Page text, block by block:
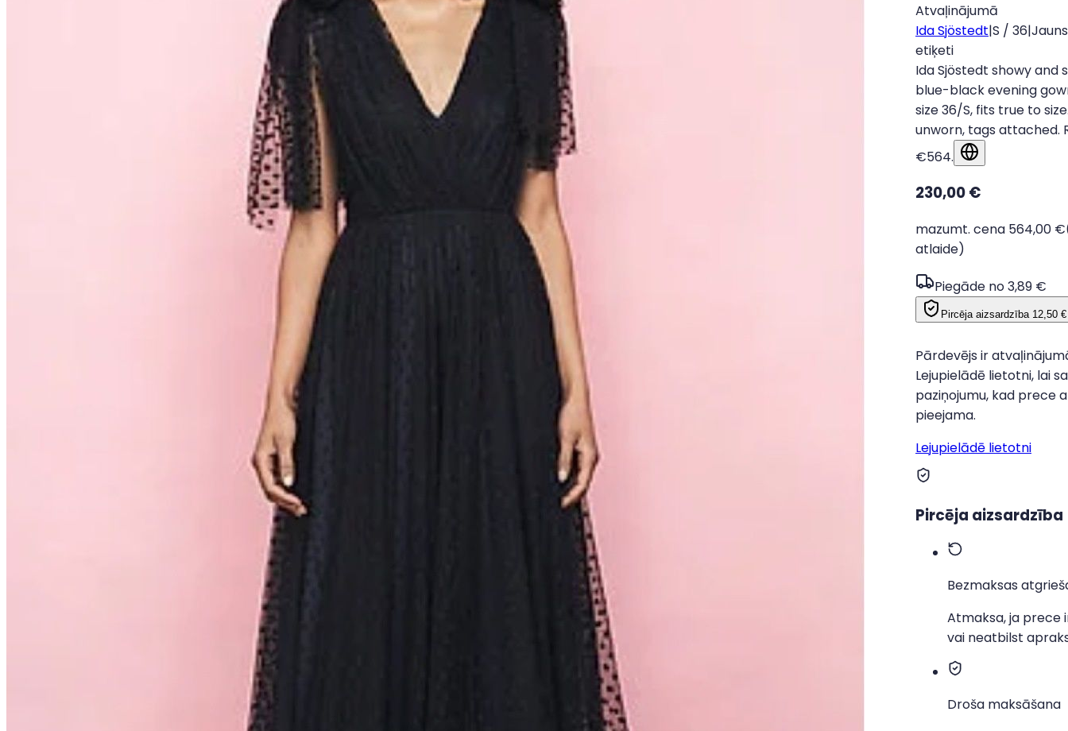
Atvaļinājumā
Ida Sjöstedt|S / 36|
etiķeti
Ida Sjöstedt showy and
blue-black evening
size 36/S, fits true to
unworn, tags attached.
€564.
230,00 €
mazumt. cena 564,00 €
atlaide)
Piegāde no 3,89 €
Pircēja aizsardzība 12,50 €
Pircēja aizsardzība
Bezmaksas
Atmaksa, ja prece
vai neatbilst
Droša maksāšana
Pārdevējs ir
Lejupielādē lietotni, lai
paziņojumu, kad prece
pieejama.
Lejupielādē lietotni